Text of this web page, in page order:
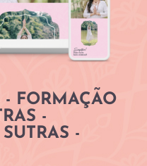
- FORMAÇÃO
-
-